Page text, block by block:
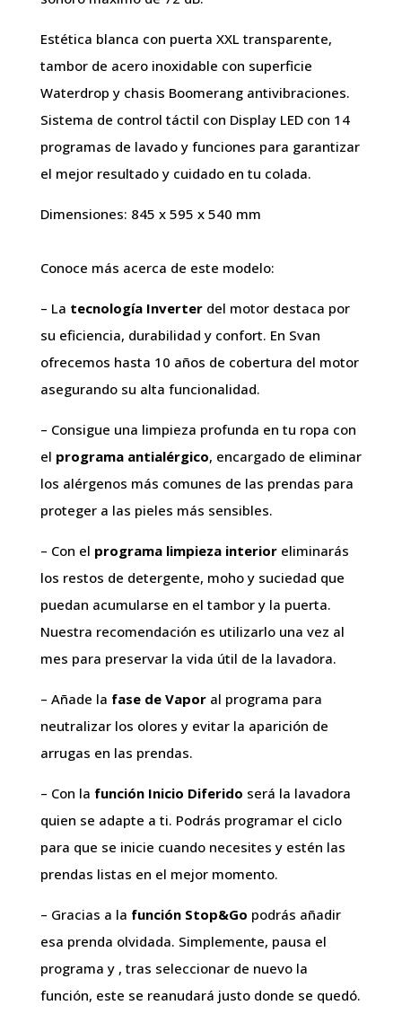
Estética blanca con puerta XXL transparente,
tambor de acero inoxidable con superficie
Waterdrop y chasis Boomerang antivibraciones.
Sistema de control táctil con Display LED con 14
programas de lavado y funciones para garantizar
el mejor resultado y cuidado en tu colada.
Dimensiones: 845 x 595 x 540 mm
Conoce más acerca de este modelo:
– La tecnología Inverterdel motor destaca por
su eficiencia, durabilidad y confort. En Svan
ofrecemos hasta 10 años de cobertura del motor
asegurando su alta funcionalidad.
– Consigue una limpieza profunda en tu ropa con
el programa antialérgico, encargado de eliminar
los alérgenos más comunes de las prendas para
proteger a las pieles más sensibles.
– Con el programa limpieza interioreliminarás
los restos de detergente, moho y suciedad que
puedan acumularse en el tambor y la puerta.
Nuestra recomendación es utilizarlo una vez al
mes para preservar la vida útil de la lavadora.
– Añade la fase de Vaporal programa para
neutralizar los olores y evitar la aparición de
arrugas en las prendas.
– Con la función Inicio Diferido será la lavadora
quien se adapte a ti. Podrás programar el ciclo
para que se inicie cuando necesites y estén las
prendas listas en el mejor momento.
– Gracias a la función Stop&Go podrás añadir
esa prenda olvidada. Simplemente, pausa el
programa y , tras seleccionar de nuevo la
función, este se reanudará justo donde se quedó.